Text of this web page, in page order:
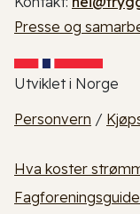
Presse og
Utviklet i Norge
Personvern /
Hva koster